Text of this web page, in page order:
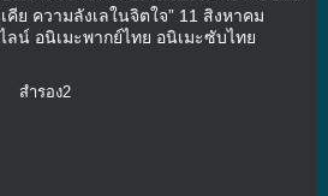
ย ความลังเลในจิตใจ” 11 สิงหาคม
ลน์ อนิเมะพากย์ไทย อนิเมะซับไทย
สำรอง2